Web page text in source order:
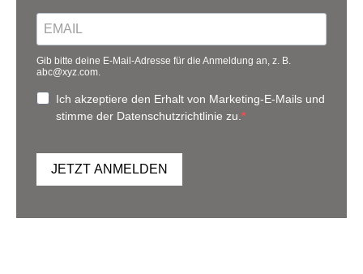
Gib bitte deine E-Mail-Adresse für die Anmeldung an, z. B.
abc@xyz.com.
Ich akzeptiere den Erhalt von Marketing-E-Mails und
stimme der Datenschutzrichtlinie zu.
JETZT ANMELDEN